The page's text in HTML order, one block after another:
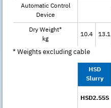
Automatic Control
Device
Dry Weight*
kg
10.4 13.1
* Weights excluding cable
HSD
Slurry
HSD2.55S